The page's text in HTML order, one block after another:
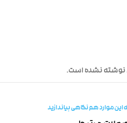
نوشته نشده است.
این موارد هم نگاهی بیاندازید